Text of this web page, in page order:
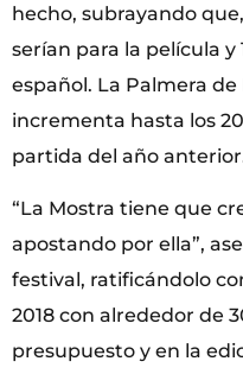
hecho, subrayando
serían para la película
español. La Palmera
incrementa hasta los
partida del año
“La Mostra tiene que
apostando por ella”,
festival, ratificándolo
2018 con alrededor de
presupuesto y en la